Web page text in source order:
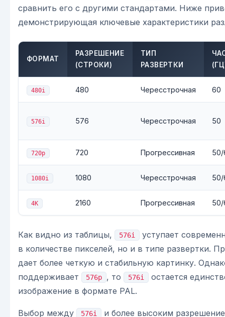
сравнить его с другими стандартами. Ниже
демонстрирующая ключевые характеристики
ФОРМАТ
РАЗРЕШЕНИЕ
(СТРОКИ)
ТИП
РАЗВЕРТКИ
480i 480 Чересстрочная 60
576i 576 Чересстрочная 50
720p 720 Прогрессивная
1080i 1080 Чересстрочная
4K 2160 Прогрессивная
Как видно из таблицы, 576i
уступает
в количестве пикселей, но и в типе развертки.
дает более четкую и стабильную картинку.
поддерживает
576p , то 576i
остается
изображение в формате PAL.
Выбор между 576i
и более высоким